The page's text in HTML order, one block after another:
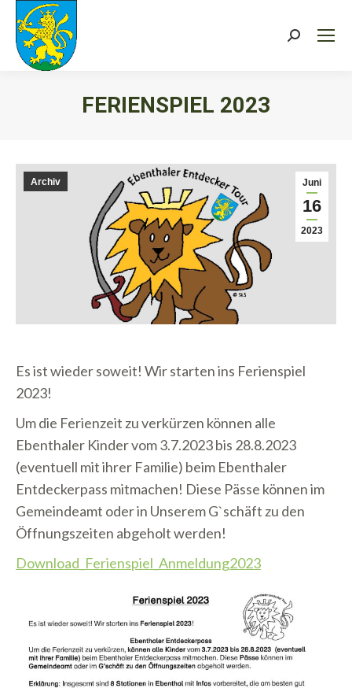
Search:
FERIENSPIEL 2023
Juni
16
2023
Archiv
Es ist wieder soweit! Wir starten ins Ferienspiel
2023!
Um die Ferienzeit zu verkürzen können alle
Ebenthaler Kinder vom 3.7.2023 bis 28.8.2023
(eventuell mit ihrer Familie) beim Ebenthaler
Entdeckerpass mitmachen! Diese Pässe können im
Gemeindeamt oder in Unserem G`schäft zu den
Öffnungszeiten abgeholt werden!
Download_Ferienspiel_Anmeldung2023